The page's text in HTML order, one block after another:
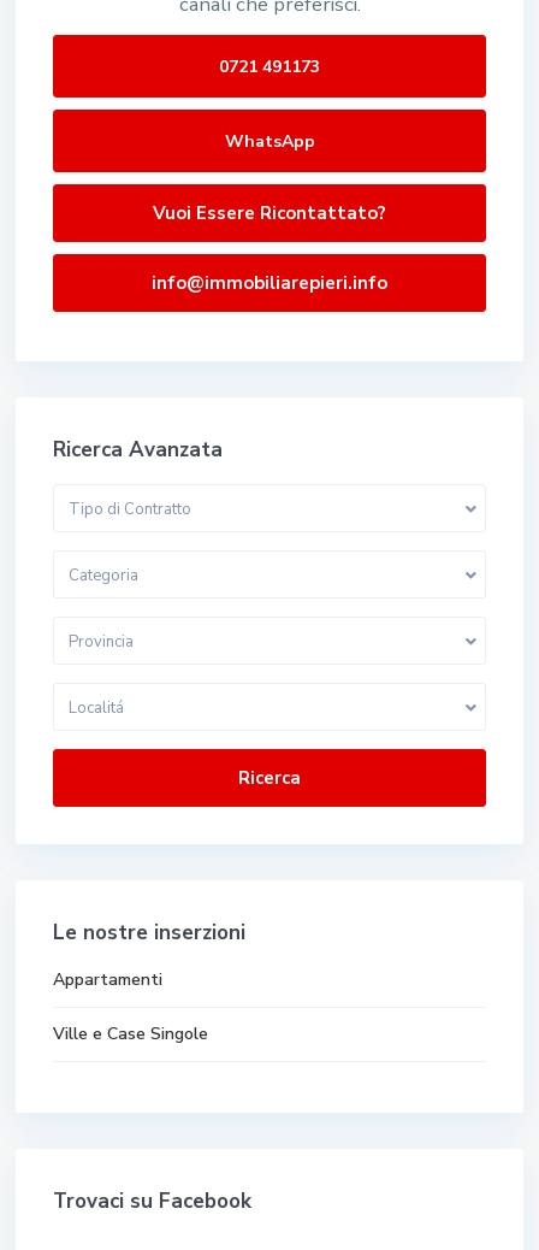
0721 491173
WhatsApp
Vuoi Essere Ricontattato?
info@immobiliarepieri.info
Ricerca Avanzata
Tipo di Contratto
Categoria
Provincia
Localitá
Ricerca
Le nostre inserzioni
Appartamenti
Ville e Case Singole
Trovaci su Facebook